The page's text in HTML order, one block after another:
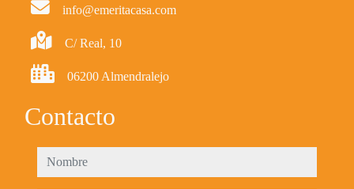
info@emeritacasa.com
C/ Real, 10
06200 Almendralejo
Contacto
nombre